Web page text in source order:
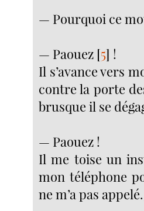
— Pourquoi ce
— Paouez [5] !
Il s’avance vers
contre la porte
brusque il se
— Paouez !
Il me toise un
mon téléphone
ne m’a pas